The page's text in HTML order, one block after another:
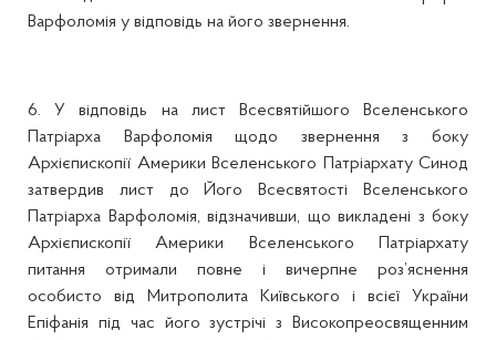
Варфоломія у відповідь на його звернення.
6. У відповідь на лист Всесвятійшого Вселенського
Патріарха Варфоломія щодо звернення з боку
Архієпископії Америки Вселенського Патріархату Синод
затвердив лист до Його Всесвятості Вселенського
Патріарха Варфоломія, відзначивши, що викладені з боку
Архієпископії Америки Вселенського Патріархату
питання отримали повне і вичерпне роз’яснення
особисто від Митрополита Київського і всієї України
Епіфанія під час його зустрічі з Високопреосвященним